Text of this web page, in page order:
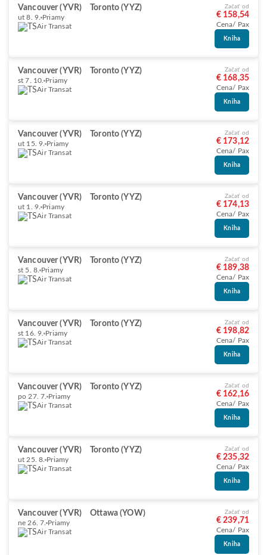
Vancouver (YVR) Toronto (YYZ)
ut 8. 9. Priamy
Air Transat
Začať od
€ 158,54
Cena/ Pax
Kniha
Vancouver (YVR) Toronto (YYZ)
st 7. 10. Priamy
Air Transat
Začať od
€ 168,35
Cena/ Pax
Kniha
Vancouver (YVR) Toronto (YYZ)
ut 15. 9. Priamy
Air Transat
Začať od
€ 173,12
Cena/ Pax
Kniha
Vancouver (YVR) Toronto (YYZ)
ut 1. 9. Priamy
Air Transat
Začať od
€ 174,13
Cena/ Pax
Kniha
Vancouver (YVR) Toronto (YYZ)
st 5. 8. Priamy
Air Transat
Začať od
€ 189,38
Cena/ Pax
Kniha
Vancouver (YVR) Toronto (YYZ)
st 16. 9. Priamy
Air Transat
Začať od
€ 198,82
Cena/ Pax
Kniha
Vancouver (YVR) Toronto (YYZ)
po 27. 7. Priamy
Air Transat
Začať od
€ 162,16
Cena/ Pax
Kniha
Vancouver (YVR) Toronto (YYZ)
ut 25. 8. Priamy
Air Transat
Začať od
€ 235,32
Cena/ Pax
Kniha
Vancouver (YVR) Ottawa (YOW)
ne 26. 7. Priamy
Air Transat
Začať od
€ 239,71
Cena/ Pax
Kniha